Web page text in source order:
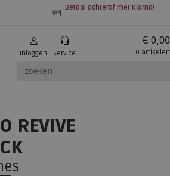
Betaal achteraf met Klarna!
Inloggen Service
€ 0,00
0 artikelen
REVIVE